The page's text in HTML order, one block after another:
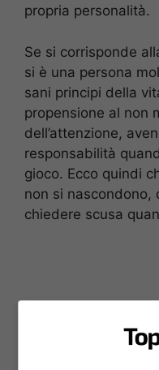
propria personalità.
Se si corrisponde
si è una persona
sani principi della
propensione al non
dell’attenzione,
responsabilità
gioco. Ecco quindi
non si nascondono,
chiedere scusa